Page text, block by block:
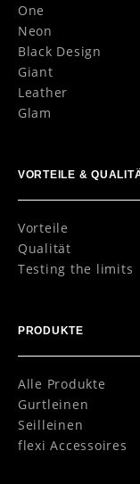
One
Neon
Black Design
Giant
Leather
Glam
VORTEILE &
Vorteile
Qualität
Testing the limits
PRODUKTE
Alle Produkte
Gurtleinen
Seilleinen
flexi Accessoires